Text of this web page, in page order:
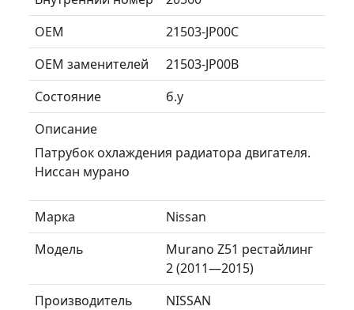
ОЕМ
21503-JP00C
ОЕМ заменителей
21503-JP00B
Состояние
б.у
Описание
Патрубок охлаждения радиатора двигателя.
Ниссан мурано
Марка
Nissan
Модель
Murano Z51 рестайлинг
2 (2011—2015)
Производитель
NISSAN